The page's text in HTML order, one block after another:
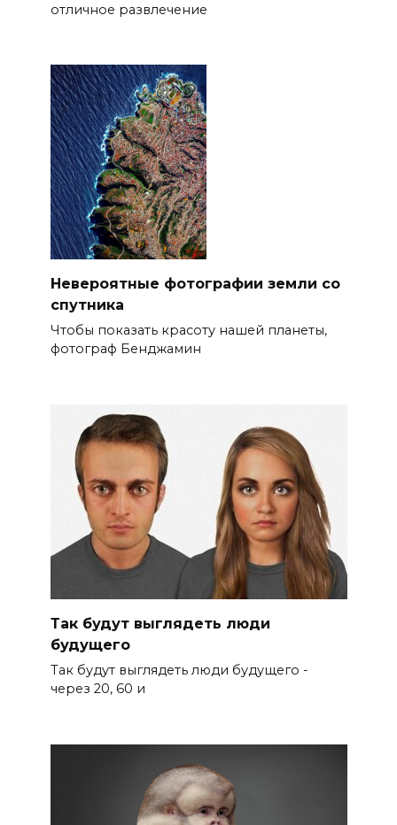
отличное развлечение
Невероятные фотографии земли со
спутника
Чтобы показать красоту нашей планеты,
фотограф Бенджамин
Так будут выглядеть люди
будущего
Так будут выглядеть люди будущего -
через 20, 60 и